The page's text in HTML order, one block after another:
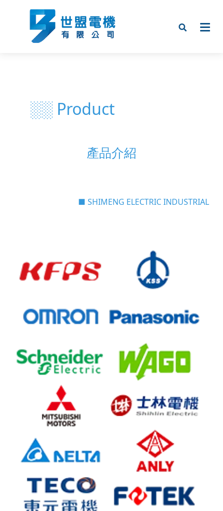
░░ Product
產品介紹
■ SHIMENG ELECTRIC INDUSTRIAL